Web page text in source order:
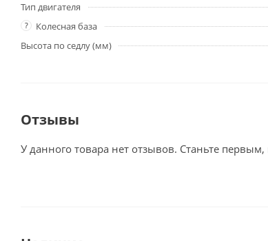
Тип двигателя
? Колесная база
Высота по седлу (мм)
Отзывы
У данного товара нет отзывов. Станьте